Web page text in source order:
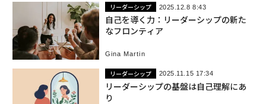
リーダーシップ 2025.12.8 8:43
自己を導く力：リーダーシップの新た
なフロンティア
Gina Martin
リーダーシップ 2025.11.15 17:34
リーダーシップの基盤は自己理解にあ
り